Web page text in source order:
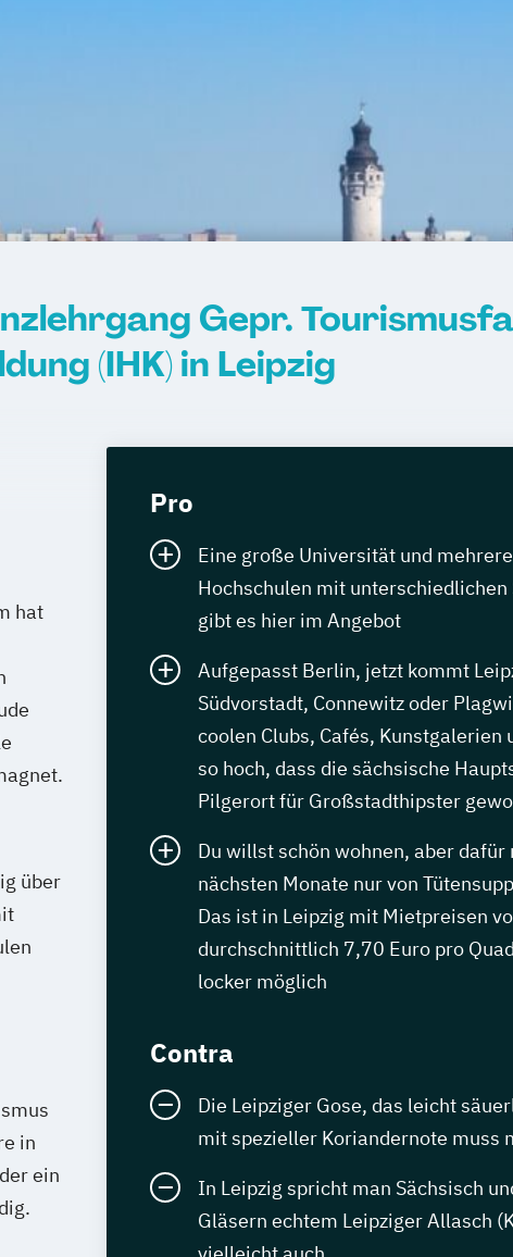
Gepr.
(IHK) in Leipzig
hat
über
in
ein
Pro
Eine große Universität und
Hochschulen mit unterschiedlichen
gibt es hier im Angebot
Aufgepasst Berlin, jetzt kommt
Südvorstadt, Connewitz oder
coolen Clubs, Cafés, Kunstgalerien
so hoch, dass die sächsische
Pilgerort für Großstadthipster
Du willst schön wohnen, aber dafür
nächsten Monate nur von
Das ist in Leipzig mit Mietpreisen
durchschnittlich 7,70 Euro pro
locker möglich
Contra
Die Leipziger Gose, das leicht
mit spezieller Koriandernote muss
In Leipzig spricht man Sächsisch
Gläsern echtem Leipziger Allasch